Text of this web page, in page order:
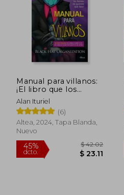
$ 8.25
Manual para villanos:
¡El libro que los
héroes no quieren
que leas!
Alan Ituriel
(6)
Altea, 2024, Tapa Blanda,
Nuevo